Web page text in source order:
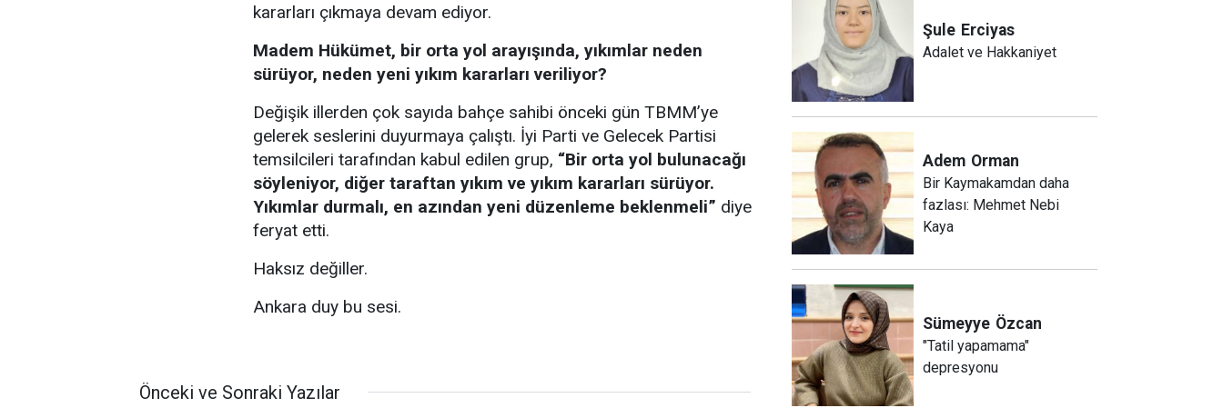
kararları çıkmaya devam ediyor.
Madem Hükümet, bir orta yol arayışında, yıkımlar neden
sürüyor, neden yeni yıkım kararları veriliyor?
Değişik illerden çok sayıda bahçe sahibi önceki gün TBMM’ye
gelerek seslerini duyurmaya çalıştı. İyi Parti ve Gelecek Partisi
temsilcileri tarafından kabul edilen grup, “Bir orta yol bulunacağı
söyleniyor, diğer taraftan yıkım ve yıkım kararları sürüyor.
Yıkımlar durmalı, en azından yeni düzenleme beklenmeli” diye
feryat etti.
Haksız değiller.
Ankara duy bu sesi.
Önceki ve Sonraki Yazılar
Şule Erciyas
Adalet ve Hakkaniyet
Adem Orman
Bir Kaymakamdan daha
fazlası: Mehmet Nebi
Kaya
Sümeyye Özcan
"Tatil yapamama"
depresyonu